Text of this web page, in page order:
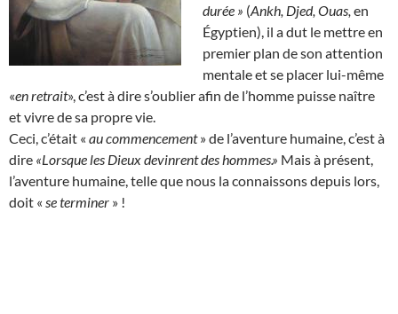
durée » (Ankh, Djed, Ouas, en
Égyptien), il a dut le mettre en
premier plan de son attention
mentale et se placer lui-même
«en retrait», c’est à dire s’oublier afin de l’homme puisse naître
et vivre de sa propre vie.
Ceci, c’était « au commencement» de l’aventure humaine, c’est à
dire «Lorsque les Dieux devinrent des hommes.» Mais à présent,
l’aventure humaine, telle que nous la connaissons depuis lors,
doit « se terminer » !